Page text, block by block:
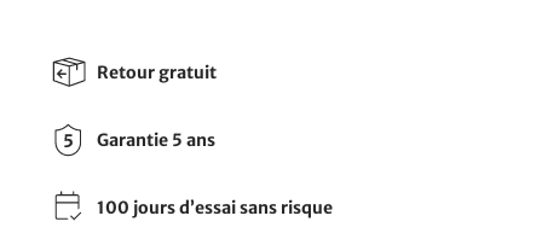
Retour gratuit
Garantie 5 ans
100 jours d’essai sans risque